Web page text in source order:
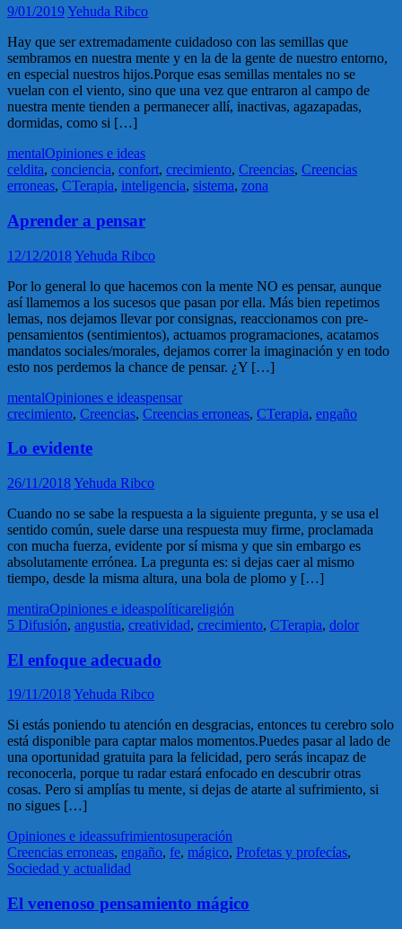
9/01/2019Yehuda Ribco
Hay que ser extremadamente cuidadoso con las semillas que
sembramos en nuestra mente y en la de la gente de nuestro entorno,
en especial nuestros hijos.Porque esas semillas mentales no se
vuelan con el viento, sino que una vez que entraron al campo de
nuestra mente tienden a permanecer allí, inactivas, agazapadas,
dormidas, como si […]
mentalOpiniones e ideas
celdita, conciencia, confort, crecimiento, Creencias, Creencias
erroneas, CTerapia, inteligencia, sistema, zona
Aprender a pensar
12/12/2018Yehuda Ribco
Por lo general lo que hacemos con la mente NO es pensar, aunque
así llamemos a los sucesos que pasan por ella. Más bien repetimos
lemas, nos dejamos llevar por consignas, reaccionamos con pre-
pensamientos (sentimientos), actuamos programaciones, acatamos
mandatos sociales/morales, dejamos correr la imaginación y en todo
esto nos perdemos la chance de pensar. ¿Y […]
mentalOpiniones e ideaspensar
crecimiento, Creencias, Creencias erroneas, CTerapia, engaño
Lo evidente
26/11/2018Yehuda Ribco
Cuando no se sabe la respuesta a la siguiente pregunta, y se usa el
sentido común, suele darse una respuesta muy firme, proclamada
con mucha fuerza, evidente por sí misma y que sin embargo es
absolutamente errónea. La pregunta es: si dejas caer al mismo
tiempo, desde la misma altura, una bola de plomo y […]
mentiraOpiniones e ideaspolíticareligión
5 Difusión, angustia, creatividad, crecimiento, CTerapia, dolor
El enfoque adecuado
19/11/2018Yehuda Ribco
Si estás poniendo tu atención en desgracias, entonces tu cerebro solo
está disponible para captar malos momentos.Puedes pasar al lado de
una oportunidad gratuita para la felicidad, pero serás incapaz de
reconocerla, porque tu radar estará enfocado en descubrir otras
cosas. Pero si amplías tu mente, si dejas de atarte al sufrimiento, si
no sigues […]
Opiniones e ideassufrimientosuperación
Creencias erroneas, engaño, fe, mágico, Profetas y profecías,
Sociedad y actualidad
El venenoso pensamiento mágico